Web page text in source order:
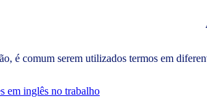
é comum serem utilizados termos em
em inglês no trabalho